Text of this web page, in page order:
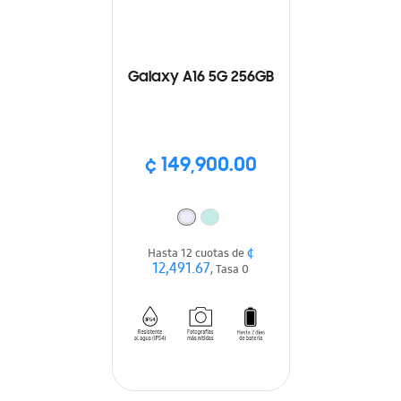
Galaxy A16 5G 256GB
¢ 149,900.00
Hasta 12 cuotas de¢
12,491.67, Tasa 0